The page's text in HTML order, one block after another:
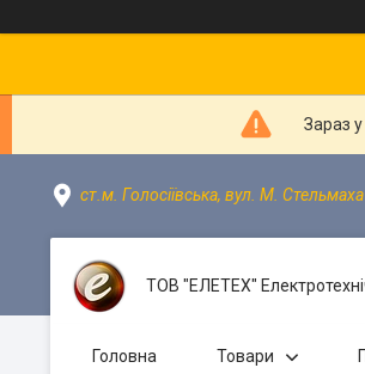
Зараз
ст.м. Голосіївська, вул. М.
ТОВ "ЕЛЕТЕХ"
Головна Товари